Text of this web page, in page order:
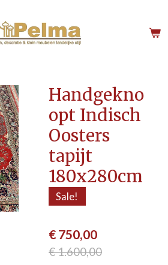
Handgekno
opt Indisch
Oosters
tapijt
180x280cm
Sale!
€ 750,00
€ 1.600,00